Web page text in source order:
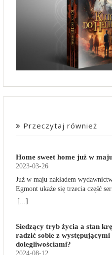
Przeczytaj również
Home sweet home już w
2023-03-26
Już w maju nakładem
Egmont ukaże się trzecia część
scenarzysty Frederic Maupome.
obdarzone supermocami i
robota o imieniu Al. Są rozdarte
prowadzenia normalnego życia
[...]
Siedzący tryb życia a stan
radzić sobie z występującymi
dolegliwościami?
2024-08-12